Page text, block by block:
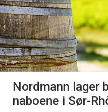
Nordmann lager
naboene i Sør-